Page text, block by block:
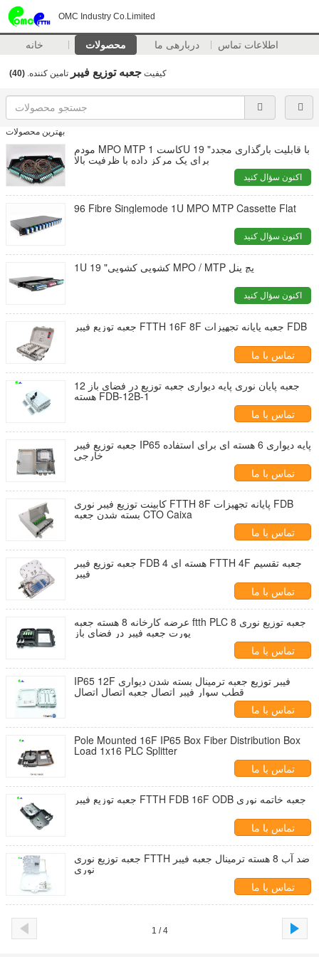
OMC Industry Co.Limited
خانه محصولات دربارهی ما اطلاعات تماس
کیفیت جعبه توزیع فیبر تامین کننده. (40)
بهترین محصولات
مودم MPO MTP کاست 1U 19 "با قابلیت بارگذاری مجدد
برای یک مرکز داده با ظرفیت بالا
اکنون سؤال کنید
96 Fibre Singlemode 1U MPO MTP Cassette Flat
اکنون سؤال کنید
1U 19 "کشویی کشویی MPO / MTP پچ پنل
اکنون سؤال کنید
جعبه توزیع فیبر FTTH 16F 8F جعبه پایانه تجهیزات FDB
تماس با ما
جعبه پایان نوری پایه دیواری جعبه توزیع در فضای باز 12
هسته FDB-12B-1
تماس با ما
جعبه توزیع فیبر IP65 پایه دیواری 6 هسته ای برای استفاده
خارجی
تماس با ما
کابینت توزیع فیبر نوری FTTH 8F پایانه تجهیزات FDB
بسته شدن جعبه CTO Caixa
تماس با ما
جعبه توزیع فیبر FDB 4 هسته ای FTTH 4F جعبه تقسیم
فیبر
تماس با ما
عرضه کارخانه 8 هسته جعبه ftth PLC جعبه توزیع نوری 8
پورت جعبه فیبر در فضای باز
تماس با ما
IP65 12F فیبر توزیع جعبه ترمینال بسته شدن دیواری
قطب سوار فیبر اتصال جعبه اتصال اتصال
تماس با ما
Pole Mounted 16F IP65 Box Fiber Distribution Box
Load 1x16 PLC Splitter
تماس با ما
جعبه توزیع فیبر FTTH FDB 16F ODB جعبه خاتمه نوری
تماس با ما
جعبه توزیع نوری FTTH ضد آب 8 هسته ترمینال جعبه فیبر
نوری
تماس با ما
1 / 4